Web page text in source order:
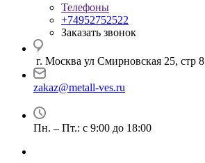
Телефоны
+74952752522
Заказать звонок
г. Москва ул Смирновская 25, стр 8
zakaz@metall-ves.ru
Пн. – Пт.: с 9:00 до 18:00